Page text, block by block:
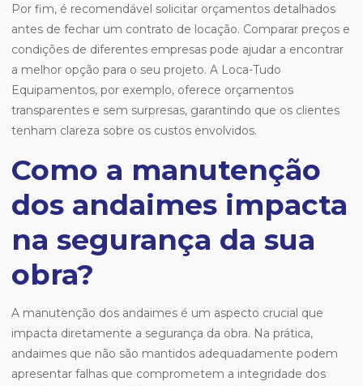
Por fim, é recomendável solicitar orçamentos detalhados
antes de fechar um contrato de locação. Comparar preços e
condições de diferentes empresas pode ajudar a encontrar
a melhor opção para o seu projeto. A Loca-Tudo
Equipamentos, por exemplo, oferece orçamentos
transparentes e sem surpresas, garantindo que os clientes
tenham clareza sobre os custos envolvidos.
Como a manutenção
dos andaimes impacta
na segurança da sua
obra?
A manutenção dos andaimes é um aspecto crucial que
impacta diretamente a segurança da obra. Na prática,
andaimes que não são mantidos adequadamente podem
apresentar falhas que comprometem a integridade dos